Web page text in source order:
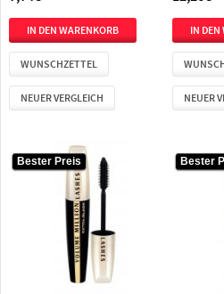
WUNSCHZETTEL
NEUER VERGLEICH NEUER
Bester Preis
Bester Preis Bester
Bester